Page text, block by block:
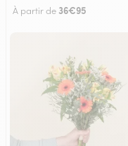
À partir de 36€95